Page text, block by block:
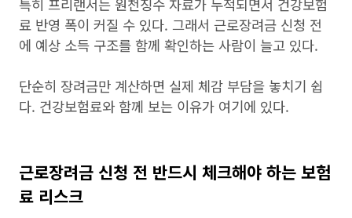
특히 프리랜서는 원천징수 자료가 누적되면서 건강보험
료 반영 폭이 커질 수 있다. 그래서 근로장려금 신청 전
에 예상 소득 구조를 함께 확인하는 사람이 늘고 있다.
단순히 장려금만 계산하면 실제 체감 부담을 놓치기 쉽
다. 건강보험료와 함께 보는 이유가 여기에 있다.
근로장려금 신청 전 반드시 체크해야 하는 보험
료 리스크